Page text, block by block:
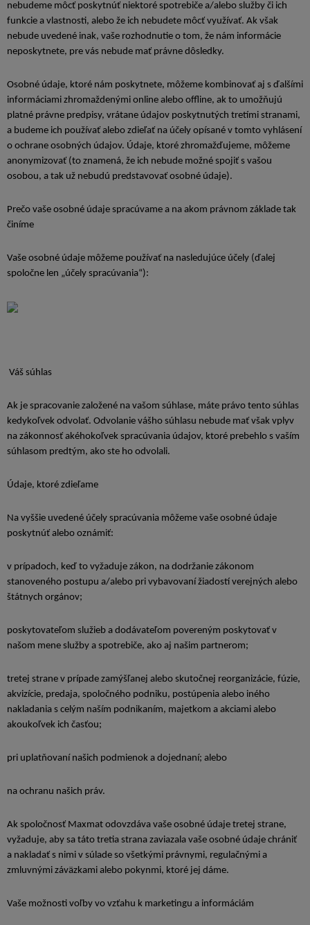
nebudeme môcť poskytnúť niektoré spotrebiče a/alebo služby či ich
funkcie a vlastnosti, alebo že ich nebudete môcť využívať. Ak však
nebude uvedené inak, vaše rozhodnutie o tom, že nám informácie
neposkytnete, pre vás nebude mať právne dôsledky.
Osobné údaje, ktoré nám poskytnete, môžeme kombinovať aj s ďalšími
informáciami zhromaždenými online alebo offline, ak to umožňujú
platné právne predpisy, vrátane údajov poskytnutých tretími stranami,
a budeme ich používať alebo zdieľať na účely opísané v tomto vyhlásení
o ochrane osobných údajov. Údaje, ktoré zhromažďujeme, môžeme
anonymizovať (to znamená, že ich nebude možné spojiť s vašou
osobou, a tak už nebudú predstavovať osobné údaje).
Prečo vaše osobné údaje spracúvame a na akom právnom základe tak
činíme
Vaše osobné údaje môžeme používať na nasledujúce účely (ďalej
spoločne len „účely spracúvania“):
Váš súhlas
Ak je spracovanie založené na vašom súhlase, máte právo tento súhlas
kedykoľvek odvolať. Odvolanie vášho súhlasu nebude mať však vplyv
na zákonnosť akéhokoľvek spracúvania údajov, ktoré prebehlo s vaším
súhlasom predtým, ako ste ho odvolali.
Údaje, ktoré zdieľame
Na vyššie uvedené účely spracúvania môžeme vaše osobné údaje
poskytnúť alebo oznámiť:
v prípadoch, keď to vyžaduje zákon, na dodržanie zákonom
stanoveného postupu a/alebo pri vybavovaní žiadostí verejných alebo
štátnych orgánov;
poskytovateľom služieb a dodávateľom povereným poskytovať v
našom mene služby a spotrebiče, ako aj našim partnerom;
tretej strane v prípade zamýšľanej alebo skutočnej reorganizácie, fúzie,
akvizície, predaja, spoločného podniku, postúpenia alebo iného
nakladania s celým naším podnikaním, majetkom a akciami alebo
akoukoľvek ich časťou;
pri uplatňovaní našich podmienok a dojednaní; alebo
na ochranu našich práv.
Ak spoločnosť Maxmat odovzdáva vaše osobné údaje tretej strane,
vyžaduje, aby sa táto tretia strana zaviazala vaše osobné údaje chrániť
a nakladať s nimi v súlade so všetkými právnymi, regulačnými a
zmluvnými záväzkami alebo pokynmi, ktoré jej dáme.
Vaše možnosti voľby vo vzťahu k marketingu a informáciám